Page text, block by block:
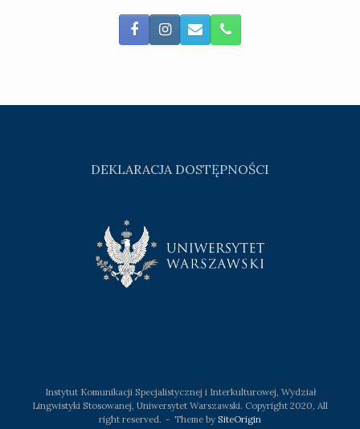
DEKLARACJA DOSTĘPNOŚCI
Instytut Komunikacji Specjalistycznej i Interkulturowej, Wydział
Lingwistyki Stosowanej, Uniwersytet Warszawski. Copyright 2020, All
right reserved.
Theme by SiteOrigin